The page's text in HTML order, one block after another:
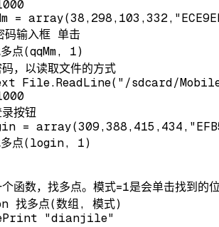
=
码输入框 单击
点(qqMm, 1)
，以读取文件的方式
File.ReadLine("/sdcard/
按钮
=
点(login, 1)
函数，找多点。模式=1是会单击找到的
找多点(数组, 模式)
"dianjile"